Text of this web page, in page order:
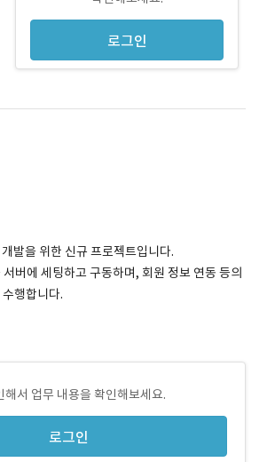
로그인
발을 위한 신규 프로젝트입니다.
버에 세팅하고 구동하며, 회원 정보 연동 등의
행합니다.
해서 업무 내용을 확인해보세요.
로그인